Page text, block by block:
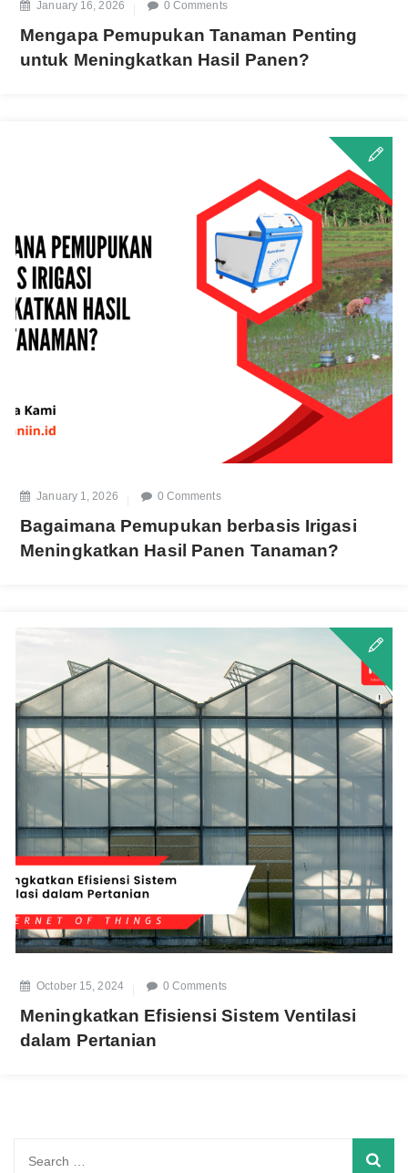
January 16, 2026 0 Comments
Mengapa Pemupukan Tanaman Penting
untuk Meningkatkan Hasil Panen?
January 1, 2026 0 Comments
Bagaimana Pemupukan berbasis Irigasi
Meningkatkan Hasil Panen Tanaman?
October 15, 2024 0 Comments
Meningkatkan Efisiensi Sistem Ventilasi
dalam Pertanian